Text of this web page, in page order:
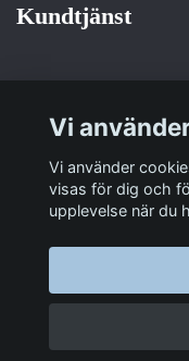
Kundtjänst
Sociala medier
Vi
Vi använder
visas för dig och
upplevelse när du